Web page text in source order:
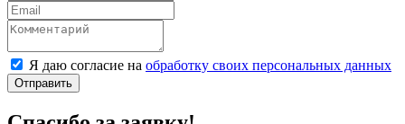
Я даю согласие на обработку своих персональных данных
Отправить